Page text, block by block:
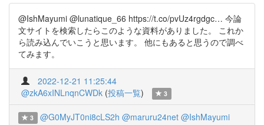
@IshMayumi @lunatique_66 https://t.co/pvUz4rgdgc… 今論
文サイトを検索したらこのような資料がありました。 これか
ら読み込んでいこうと思います。 他にもあると思うので調べ
てみます。
2022-12-21 11:25:44
@zkA6xINLnqnCWDk (投稿一覧) 3
3 @G0MyJT0ni8cLS2h @maruru24net @IshMayumi